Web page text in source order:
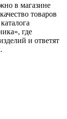
в магазине
товаров
где
и ответят